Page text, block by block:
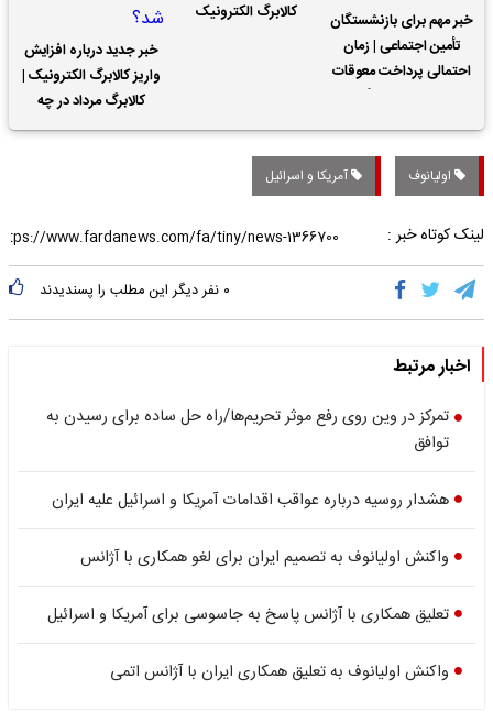
خبر مهم برای بازنشستگان
تأمین اجتماعی | زمان
احتمالی پرداخت معوقات
کالابرگ الکترونیک
خبر جدید درباره افزایش
واریز کالابرگ الکترونیک |
کالابرگ مرداد در چه
تاریخی واریز خواهد شد؟
اولیانوف آمریکا و اسرائیل
لینک کوتاه خبر :
۰ نفر دیگر این مطلب را پسندیدند
اخبار مرتبط
تمرکز در وین روی رفع موثر تحریم‌ها/راه حل ساده برای رسیدن به
توافق
هشدار روسیه درباره عواقب اقدامات آمریکا و اسرائیل علیه ایران
واکنش اولیانوف به تصمیم ایران برای لغو همکاری با آژانس
تعلیق همکاری با آژانس پاسخ به جاسوسی برای آمریکا و اسرائیل
واکنش اولیانوف به تعلیق همکاری ایران با آژانس اتمی